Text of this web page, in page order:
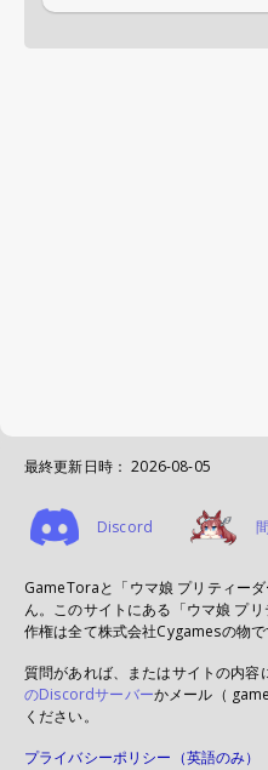
最終更新日時： 2026-08-05
Discord
GameToraと「ウマ娘 プリティー
ん。このサイトにある「ウマ娘 プ
作権は全て株式会社Cygamesの物で
質問があれば、またはサイトの内容
のDiscordサーバーかメール（
ください。
プライバシーポリシー（英語のみ）